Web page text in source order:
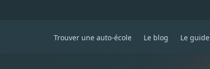
Trouver une auto-école Le blog Le guide